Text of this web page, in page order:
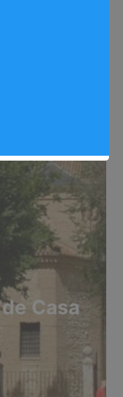
Casa
people/Arganda-Infoo/
i/flow/